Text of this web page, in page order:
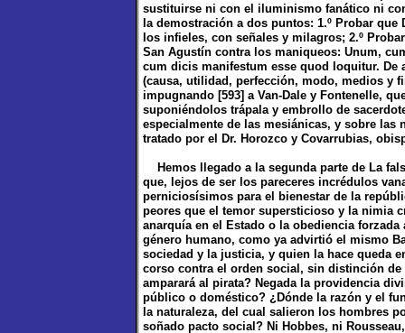
sustituirse ni con el iluminismo fanático ni
la demostración a dos puntos: 1.º Probar
los infieles, con señales y milagros; 2.º
San Agustín contra los maniqueos: Unum,
cum dicis manifestum esse quod loquitur.
(causa, utilidad, perfección, modo, medios y
impugnando [593] a Van-Dale y Fontenelle,
suponiéndolos trápala y embrollo de
especialmente de las mesiánicas, y sobre las
tratado por el Dr. Horozco y Covarrubias,
Hemos llegado a la segunda parte de La
que, lejos de ser los pareceres incrédulos
perniciosísimos para el bienestar de la
peores que el temor supersticioso y la nimia
anarquía en el Estado o la obediencia
género humano, como ya advirtió el mismo
sociedad y la justicia, y quien la hace queda
corso contra el orden social, sin distinción
amparará al pirata? Negada la providencia
público o doméstico? ¿Dónde la razón y el
la naturaleza, del cual salieron los hombres
soñado pacto social? Ni Hobbes, ni